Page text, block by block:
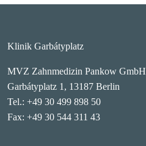
Klinik Garbátyplatz
MVZ Zahnmedizin Pankow GmbH
Garbátyplatz 1, 13187 Berlin
Tel.: +49 30 499 898 50
Fax: +49 30 544 311 43